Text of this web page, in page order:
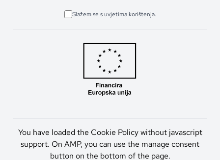
Slažem se s uvjetima korištenja.
You have loaded the Cookie Policy without javascript
support. On AMP, you can use the manage consent
button on the bottom of the page.